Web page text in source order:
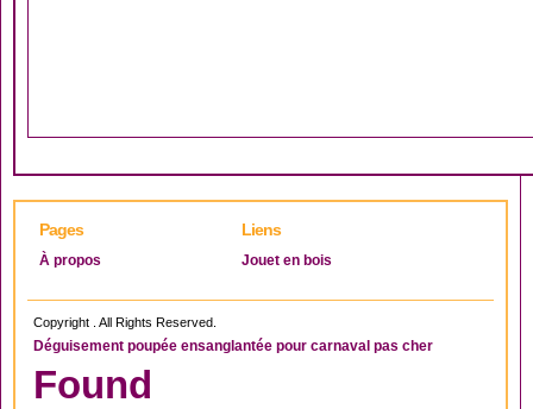
Pages
À propos
Liens
Jouet en bois
Copyright . All Rights Reserved.
Déguisement poupée ensanglantée pour carnaval pas cher
Found